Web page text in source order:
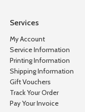
Services
My Account
Service Information
Printing Information
Shipping Information
Gift Vouchers
Track Your Order
Pay Your Invoice